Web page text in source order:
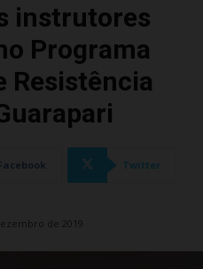
instrutores
Programa
Resistência
Twitter
de 2019